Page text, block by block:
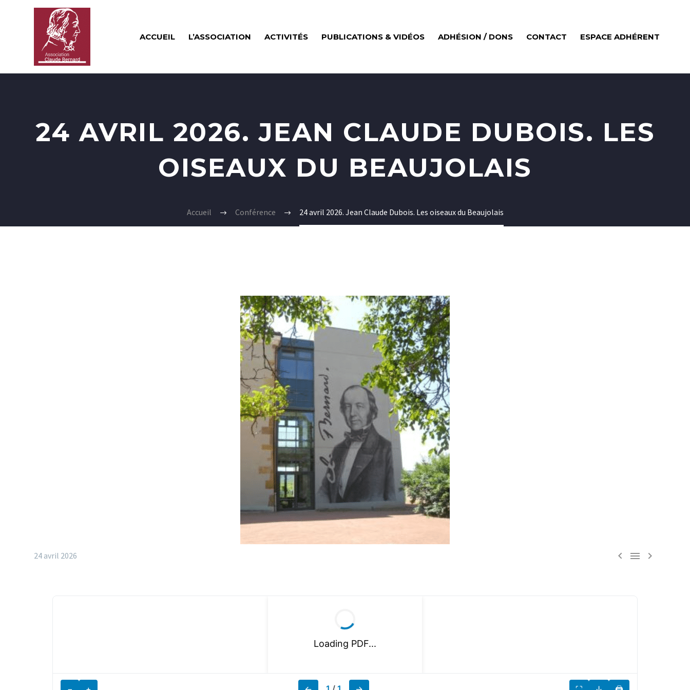
ACCUEIL L’ASSOCIATION ACTIVITÉS PUBLICATIONS & VIDÉOS ADHÉSION / DONS CONTACT ESPACE ADHÉRENT
24 AVRIL 2026. JEAN CLAUDE DUBOIS. LES
OISEAUX DU BEAUJOLAIS
Accueil Conférence 24 avril 2026. Jean Claude Dubois. Les oiseaux du Beaujolais
  
24 avril 2026
Loading PDF...